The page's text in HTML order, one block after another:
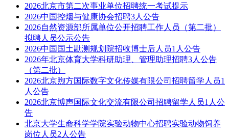
2026北京市第二次事业单位招聘统一考试提示
2026中国控烟与健康协会招聘3人公告
2026自然资源部所属单位公开招聘工作人员（第二批）
拟聘人员公示公告
2026中国国土勘测规划院招收博士后人员1人公告
2026年北京体育大学科研助理、管理助理招聘3人公告
（第二批）
2026北京煦方国际数字文化传媒有限公司招聘留学人员1
人公告
2026北京博声国际文化交流有限公司招聘留学人员1人公
告
北京大学生命科学学院实验动物中心招聘实验动物饲养
岗位人员2人公告